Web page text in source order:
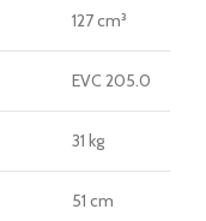
127 cm³
EVC 205.0
31 kg
51 cm